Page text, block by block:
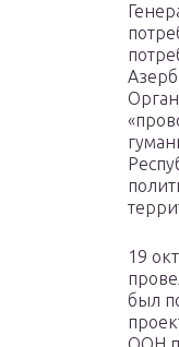
19
был